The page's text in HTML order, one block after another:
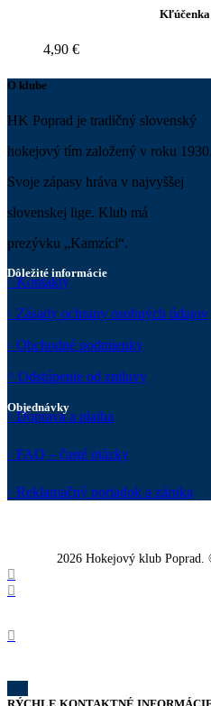
4,90 €
O klube
HK Poprad je tradičný slovenský
hokejový tím založený v roku 1930.
Svoje zápasy hráva v najvyššej
slovenskej lige. Klub má
prezývku „Kamzíci“.
Dôležité informácie
Kontakty
Zásady ochrany osobných údajov
Obchodné podmienky
Odstúpenie od zmluvy
Objednávky
Doprava a platba
FAQ – časté otázky
Reklamačný poriadok a záruka
2026 Hokejový klub Poprad.